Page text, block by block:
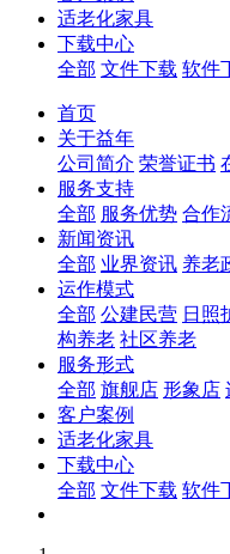
适老化家具
下载中心
全部 文件下载 软件
首页
关于益年
公司简介 荣誉证书
服务支持
全部 服务优势 合作
新闻资讯
全部 业界资讯 养老
运作模式
全部 公建民营 日照
构养老 社区养老
服务形式
全部 旗舰店 形象店
客户案例
适老化家具
下载中心
全部 文件下载 软件